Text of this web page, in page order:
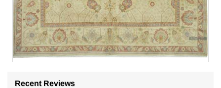
Recent Reviews